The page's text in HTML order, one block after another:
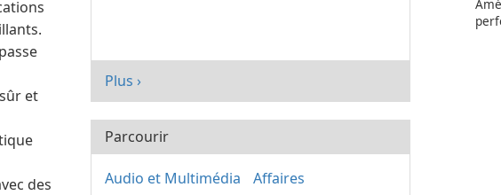
et
des
Plus ›
Parcourir
Audio et Multimédia
Affaires